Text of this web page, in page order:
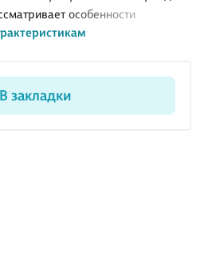
особенности
условий страны в их
политической и духовной жизни
представляет общие
В закладки